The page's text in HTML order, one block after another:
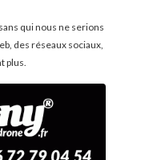
qui nous ne serions
des réseaux sociaux,
plus.